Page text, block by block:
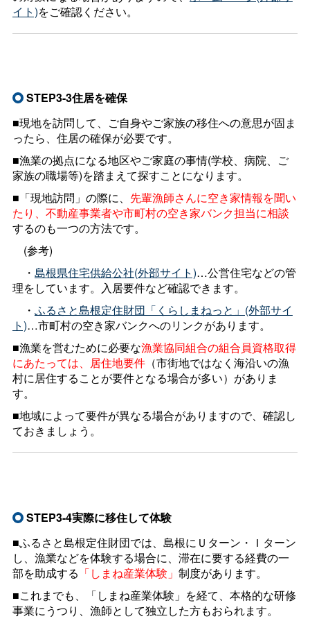
イト)をご確認ください。
STEP3-3住居を確保
■現地を訪問して、ご自身やご家族の移住への意思が固ま
ったら、住居の確保が必要です。
■漁業の拠点になる地区やご家庭の事情(学校、病院、ご
家族の職場等)を踏まえて探すことになります。
■「現地訪問」の際に、 先輩漁師さんに空き家情報を聞い
たり、不動産事業者や市町村の空き家バンク担当に相談
するのも一つの方法です。
(参考)
・ 島根県住宅供給公社(外部サイト)…公営住宅などの管
理をしています。入居要件など確認できます。
・ ふるさと島根定住財団「くらしまねっと」(外部サイ
ト)…市町村の空き家バンクへのリンクがあります。
■漁業を営むために必要な漁業協同組合の組合員資格取得
にあたっては、居住地要件（市街地ではなく海沿いの漁
村に居住することが要件となる場合が多い）がありま
す。
■地域によって要件が異なる場合がありますので、確認し
ておきましょう。
STEP3-4実際に移住して体験
■ふるさと島根定住財団では、島根にＵターン・Ｉターン
し、漁業などを体験する場合に、滞在に要する経費の一
部を助成する 「しまね産業体験」 制度があります。
■これまでも、「しまね産業体験」を経て、本格的な研修
事業にうつり、漁師として独立した方もおられます。